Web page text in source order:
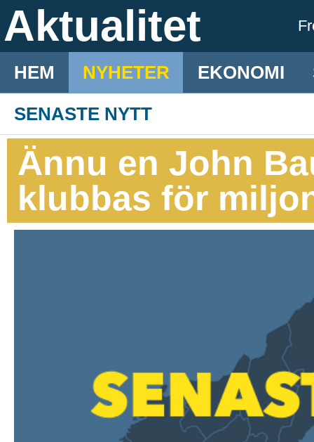
Aktualitet
HEM NYHETER EKONOMI
SENASTE NYTT
Ännu en John
klubbas för